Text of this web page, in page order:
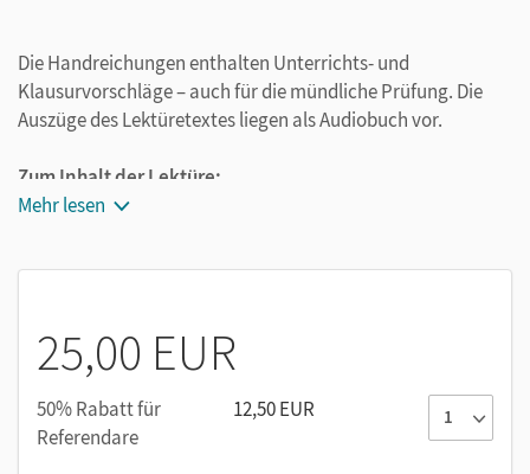
Die Handreichungen enthalten Unterrichts- und
Klausurvorschläge – auch für die mündliche Prüfung. Die
Auszüge des Lektüretextes liegen als Audiobuch vor.
Zum Inhalt der Lektüre:
Cerise ist traumatisiert. Als Einzige überlebt sie einen
Lektüre.
Passend zu den Zentralabiturthemen:
Mehr lesen
25,00 EUR
50% Rabatt für
Referendare
12,50 EUR